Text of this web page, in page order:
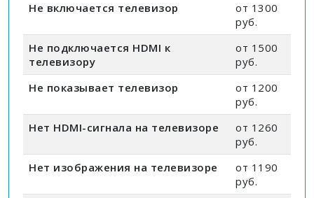
Не включается телевизор
от 1300
руб.
Не подключается HDMI к
телевизору
от 1500
руб.
Не показывает телевизор
от 1200
руб.
Нет HDMI-сигнала на телевизоре
от 1260
руб.
Нет изображения на телевизоре
от 1190
руб.